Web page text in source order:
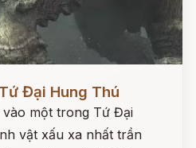
Đại Hung Thú
một trong Tứ Đại
vật xấu xa nhất trần